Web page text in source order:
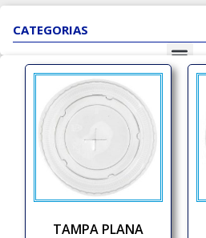
CATEGORIAS
TAMPA PLANA